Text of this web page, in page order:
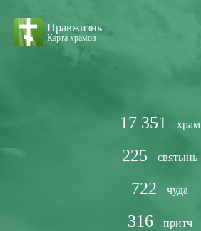
Правжизнь
Карта храмов
17 351 храм
225 святынь
722 чуда
316 притч